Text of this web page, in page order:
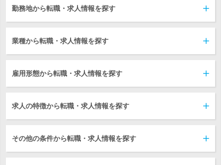
勤務地から転職・求人情報を探す
業種から転職・求人情報を探す
雇用形態から転職・求人情報を探す
求人の特徴から転職・求人情報を探す
その他の条件から転職・求人情報を探す